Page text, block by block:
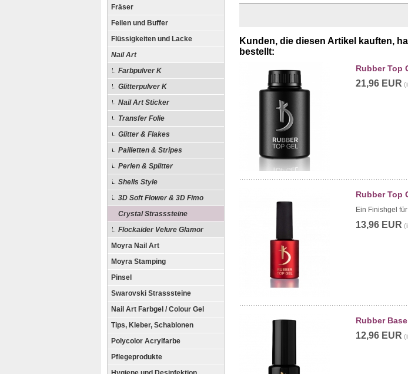
Fräser
Feilen und Buffer
Flüssigkeiten und Lacke
Nail Art
Farbpulver K
Glitterpulver K
Nail Art Sticker
Transfer Folie
Glitter & Flakes
Pailletten & Stripes
Perlen & Splitter
Shells Style
3D Soft Flower & 3D Fimo
Crystal Strasssteine
Flockaider Velure Glamor
Moyra Nail Art
Moyra Stamping
Pinsel
Swarovski Strasssteine
Nail Art Farbgel / Colour Gel
Tips, Kleber, Schablonen
Polycolor Acrylfarbe
Pflegeprodukte
Kunden, die diesen Artikel kauften,
bestellt:
Rubber Top
21,96 EUR
Rubber Top
Ein Finishgel
13,96 EUR
Rubber
12,96 EUR